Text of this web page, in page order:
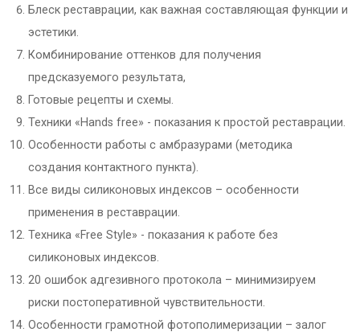
Блеск реставрации, как важная составляющая функции и
эстетики.
Комбинирование оттенков для получения
предсказуемого результата,
Готовые рецепты и схемы.
Техники «Hands free» - показания к простой реставрации.
Особенности работы с амбразурами (методика
создания контактного пункта).
Все виды силиконовых индексов – особенности
применения в реставрации.
Техника «Free Style» - показания к работе без
силиконовых индексов.
20 ошибок адгезивного протокола – минимизируем
риски постоперативной чувствительности.
Особенности грамотной фотополимеризации – залог